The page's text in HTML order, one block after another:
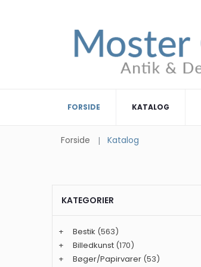
FORSIDE KATALOG
Forside Katalog
KATEGORIER
+ Bestik (563)
+
Billedkunst (170)
+
Bøger/Papirvarer (53)